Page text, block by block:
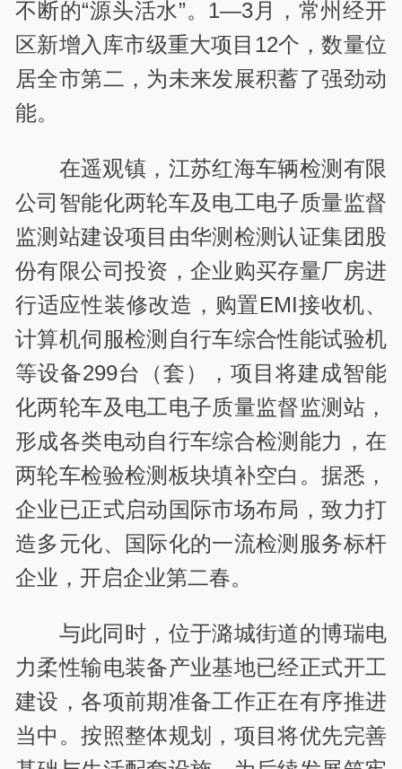
不断的“源头活水”。1—3月，常州经开
区新增入库市级重大项目12个，数量位
居全市第二，为未来发展积蓄了强劲动
能。
在遥观镇，江苏红海车辆检测有限
公司智能化两轮车及电工电子质量监督
监测站建设项目由华测检测认证集团股
份有限公司投资，企业购买存量厂房进
行适应性装修改造，购置EMI接收机、
计算机伺服检测自行车综合性能试验机
等设备299台（套），项目将建成智能
化两轮车及电工电子质量监督监测站，
形成各类电动自行车综合检测能力，在
两轮车检验检测板块填补空白。据悉，
企业已正式启动国际市场布局，致力打
造多元化、国际化的一流检测服务标杆
企业，开启企业第二春。
与此同时，位于潞城街道的博瑞电
力柔性输电装备产业基地已经正式开工
建设，各项前期准备工作正在有序推进
当中。按照整体规划，项目将优先完善